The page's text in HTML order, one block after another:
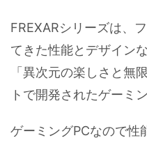
FREXARシリーズは、
てきた性能とデザイン
「異次元の楽しさと無
トで開発されたゲーミ
ゲーミングPCなので性